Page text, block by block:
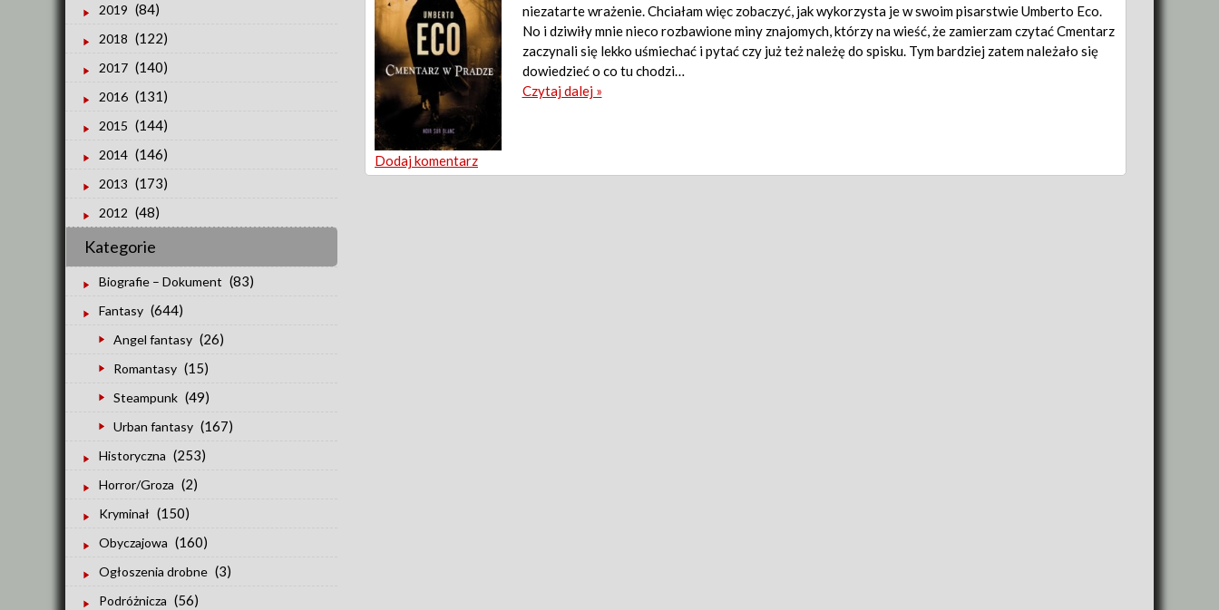
niezatarte wrażenie. Chciałam więc zobaczyć, jak wykorzysta je w swoim pisarstwie Umberto Eco.
No i dziwiły mnie nieco rozbawione miny znajomych, którzy na wieść, że zamierzam czytać Cmentarz
zaczynali się lekko uśmiechać i pytać czy już też należę do spisku. Tym bardziej zatem należało się
dowiedzieć o co tu chodzi…
Czytaj dalej »
Dodaj komentarz
2019 (84)
2018 (122)
2017 (140)
2016 (131)
2015 (144)
2014 (146)
2013 (173)
2012 (48)
Kategorie
Biografie – Dokument (83)
Fantasy (644)
Angel fantasy (26)
Romantasy (15)
Steampunk (49)
Urban fantasy (167)
Historyczna (253)
Horror/Groza (2)
Kryminał (150)
Obyczajowa (160)
Ogłoszenia drobne (3)
Podróżnicza (56)